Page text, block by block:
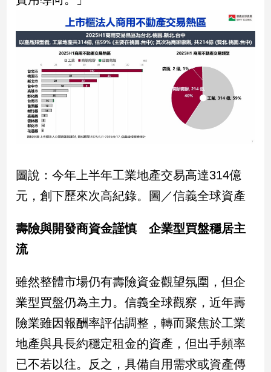
寵
Pet
影
音
專
區
作
媒
投
專
區
【我
的
觀
點】
圖說：今年上半年工業地產交易高達314億
元，創下歷來次高紀錄。圖／信義全球資產
壽險與開發商資金謹慎 企業型買盤穩居主
流
雖然整體市場仍有壽險資金觀望氛圍，但企
業型買盤仍為主力。信義全球觀察，近年壽
險業雖因報酬率評估調整，轉而聚焦於工業
地產與具長約穩定租金的資產，但出手頻率
已不若以往。反之，具備自用需求或資產傳